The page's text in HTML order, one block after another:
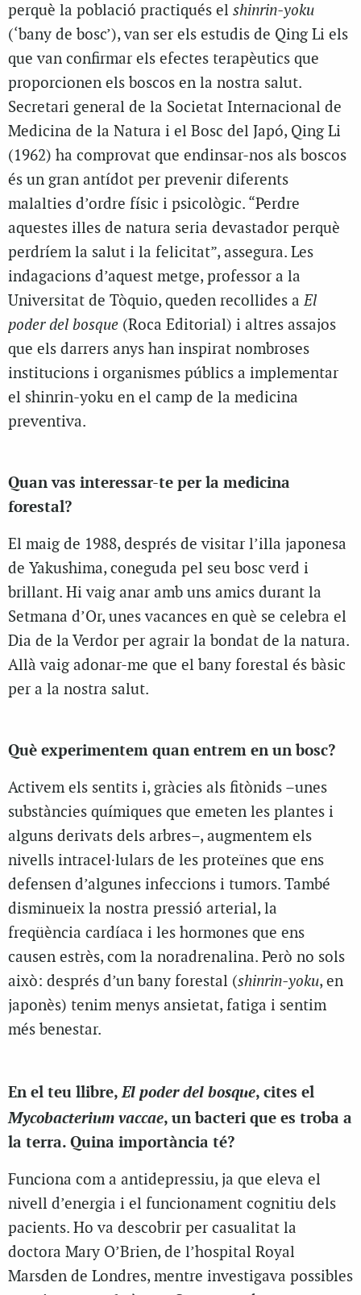
perquè la població practiqués el shinrin-yoku
(‘bany de bosc’), van ser els estudis de Qing Li els
que van confirmar els efectes terapèutics que
proporcionen els boscos en la nostra salut.
Secretari general de la Societat Internacional de
Medicina de la Natura i el Bosc del Japó, Qing Li
(1962) ha comprovat que endinsar-nos als boscos
és un gran antídot per prevenir diferents
malalties d’ordre físic i psicològic. “Perdre
aquestes illes de natura seria devastador perquè
perdríem la salut i la felicitat”, assegura. Les
indagacions d’aquest metge, professor a la
Universitat de Tòquio, queden recollides aEl
poder del bosque (Roca Editorial) i altres assajos
que els darrers anys han inspirat nombroses
institucions i organismes públics a implementar
el shinrin-yoku en el camp de la medicina
preventiva.
Quan vas interessar-te per la medicina
forestal?
El maig de 1988, després de visitar l’illa japonesa
de Yakushima, coneguda pel seu bosc verd i
brillant. Hi vaig anar amb uns amics durant la
Setmana d’Or, unes vacances en què se celebra el
Dia de la Verdor per agrair la bondat de la natura.
Allà vaig adonar-me que el bany forestal és bàsic
per a la nostra salut.
Què experimentem quan entrem en un bosc?
Activem els sentits i, gràcies als fitònids –unes
substàncies químiques que emeten les plantes i
alguns derivats dels arbres–, augmentem els
nivells intracel·lulars de les proteïnes que ens
defensen d’algunes infeccions i tumors. També
disminueix la nostra pressió arterial, la
freqüència cardíaca i les hormones que ens
causen estrès, com la noradrenalina. Però no sols
això: després d’un bany forestal (shinrin-yoku, en
japonès) tenim menys ansietat, fatiga i sentim
més benestar.
En el teu llibre,El poder del bosque, cites el
Mycobacterium vaccae, un bacteri que es troba a
la terra. Quina importància té?
Funciona com a antidepressiu, ja que eleva el
nivell d’energia i el funcionament cognitiu dels
pacients. Ho va descobrir per casualitat la
doctora Mary O’Brien, de l’hospital Royal
Marsden de Londres, mentre investigava possibles